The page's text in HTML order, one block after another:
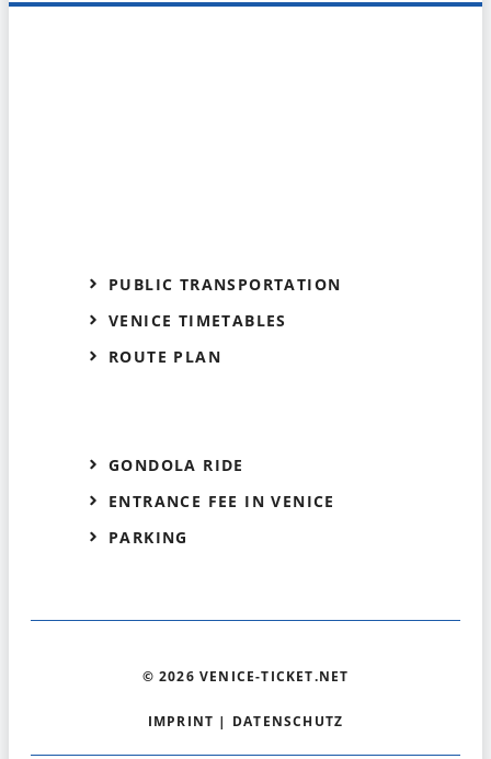
PUBLIC TRANSPORTATION
VENICE TIMETABLES
ROUTE PLAN
GONDOLA RIDE
ENTRANCE FEE IN VENICE
PARKING
© 2026 VENICE-TICKET.NET
IMPRINT | DATENSCHUTZ